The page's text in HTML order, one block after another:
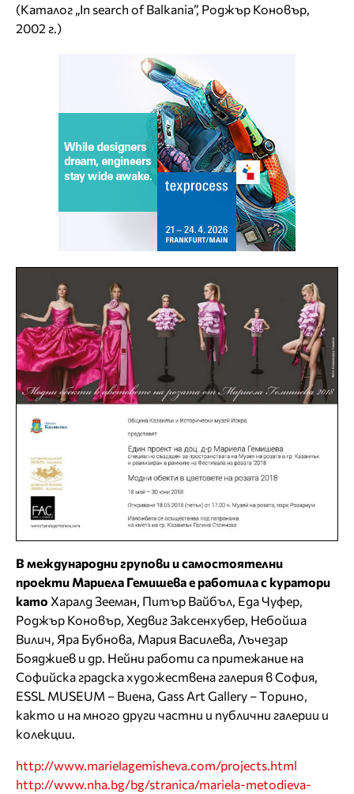
(Каталог „In search of Balkania”, Роджър Коновър,
2002 г.)
В международни групови и самостоятелни
проекти Мариела Гемишева е работила с куратори
като Харалд Зееман, Питър Вайбъл, Еда Чуфер,
Роджър Коновър, Хедвиг Заксенхубер, Небойша
Вилич, Яра Бубнова, Мария Василева, Лъчезар
Бояджиев и др. Нейни работи са притежание на
Софийска градска художествена галерия в София,
ESSL MUSEUM – Виена, Gass Art Gallery – Tорино,
както и на много други частни и публични галерии и
колекции.
http://www.marielagemisheva.com/projects.html
http://www.nha.bg/bg/stranica/mariela-metodieva-